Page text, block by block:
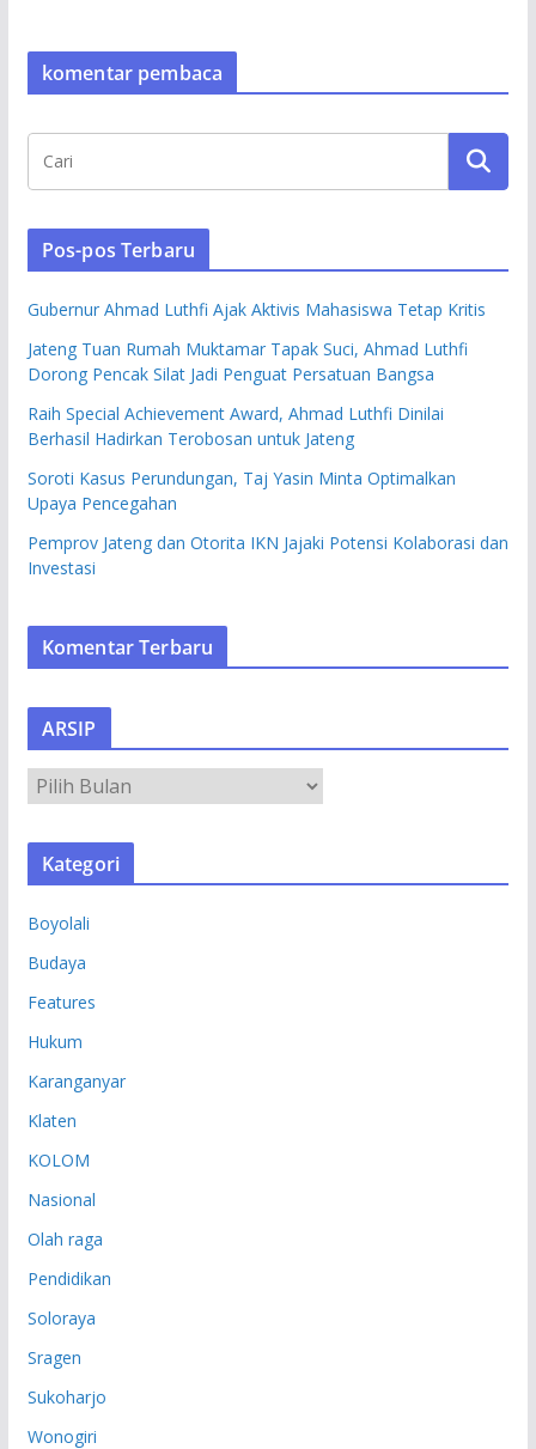
komentar pembaca
Pos-pos Terbaru
Gubernur Ahmad Luthfi Ajak Aktivis Mahasiswa Tetap Kritis
Jateng Tuan Rumah Muktamar Tapak Suci, Ahmad Luthfi
Dorong Pencak Silat Jadi Penguat Persatuan Bangsa
Raih Special Achievement Award, Ahmad Luthfi Dinilai
Berhasil Hadirkan Terobosan untuk Jateng
Soroti Kasus Perundungan, Taj Yasin Minta Optimalkan
Upaya Pencegahan
Pemprov Jateng dan Otorita IKN Jajaki Potensi Kolaborasi dan
Investasi
Komentar Terbaru
ARSIP
R
S
Kategori
Boyolali
Budaya
Features
Hukum
Karanganyar
Klaten
KOLOM
Nasional
Olah raga
Pendidikan
Soloraya
Sragen
Sukoharjo
Wonogiri